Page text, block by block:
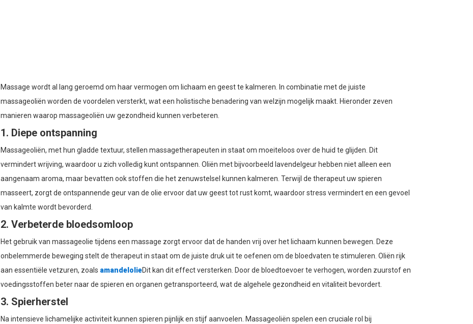
Massage wordt al lang geroemd om haar vermogen om lichaam en geest te kalmeren. In combinatie met de juiste
massageoliën worden de voordelen versterkt, wat een holistische benadering van welzijn mogelijk maakt. Hieronder zeven
manieren waarop massageoliën uw gezondheid kunnen verbeteren.
1. Diepe ontspanning
Massageoliën, met hun gladde textuur, stellen massagetherapeuten in staat om moeiteloos over de huid te glijden. Dit
vermindert wrijving, waardoor u zich volledig kunt ontspannen. Oliën met bijvoorbeeld lavendelgeur hebben niet alleen een
aangenaam aroma, maar bevatten ook stoffen die het zenuwstelsel kunnen kalmeren. Terwijl de therapeut uw spieren
masseert, zorgt de ontspannende geur van de olie ervoor dat uw geest tot rust komt, waardoor stress vermindert en een gevoel
van kalmte wordt bevorderd.
2. Verbeterde bloedsomloop
Het gebruik van massageolie tijdens een massage zorgt ervoor dat de handen vrij over het lichaam kunnen bewegen. Deze
onbelemmerde beweging stelt de therapeut in staat om de juiste druk uit te oefenen om de bloedvaten te stimuleren. Oliën rijk
aan essentiële vetzuren, zoals amandelolieDit kan dit effect versterken. Door de bloedtoevoer te verhogen, worden zuurstof en
voedingsstoffen beter naar de spieren en organen getransporteerd, wat de algehele gezondheid en vitaliteit bevordert.
3. Spierherstel
Na intensieve lichamelijke activiteit kunnen spieren pijnlijk en stijf aanvoelen. Massageoliën spelen een cruciale rol bij